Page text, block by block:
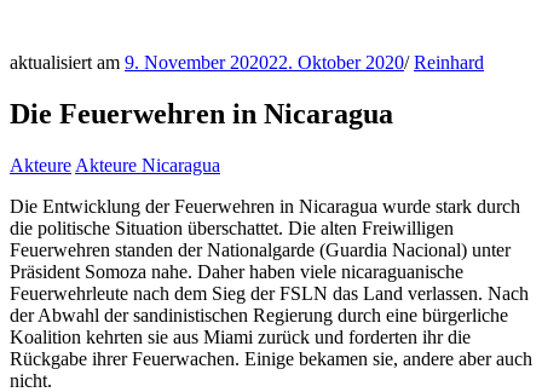
aktualisiert am 9. November 202022. Oktober 2020/ Reinhard
Die Feuerwehren in Nicaragua
Akteure Akteure Nicaragua
Die Entwicklung der Feuerwehren in Nicaragua wurde stark durch
die politische Situation überschattet. Die alten Freiwilligen
Feuerwehren standen der Nationalgarde (Guardia Nacional) unter
Präsident Somoza nahe. Daher haben viele nicaraguanische
Feuerwehrleute nach dem Sieg der FSLN das Land verlassen. Nach
der Abwahl der sandinistischen Regierung durch eine bürgerliche
Koalition kehrten sie aus Miami zurück und forderten ihr die
Rückgabe ihrer Feuerwachen. Einige bekamen sie, andere aber auch
nicht.